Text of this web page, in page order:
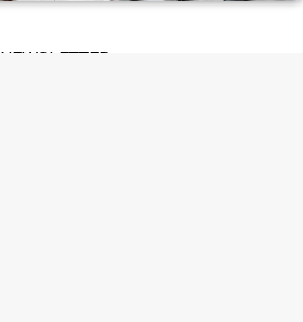
NEWSLETTER